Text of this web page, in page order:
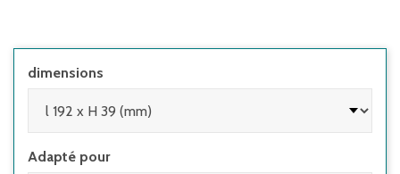
dimensions
Adapté pour